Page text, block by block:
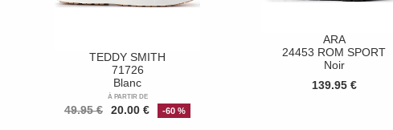
TEDDY SMITH
71726
Blanc
À PARTIR DE
49.95 € 20.00 € -60 %
ARA
24453 ROM SPORT
Noir
139.95 €